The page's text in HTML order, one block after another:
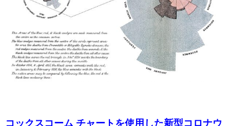
コックスコーム チャートを使用した新型コロナウ